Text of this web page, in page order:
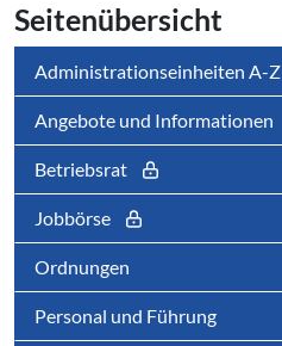
Sei­ten­über­sicht
Administrationseinheiten A-Z
Angebote und Informationen
Betriebsrat
Jobbörse
Ordnungen
Personal und Führung